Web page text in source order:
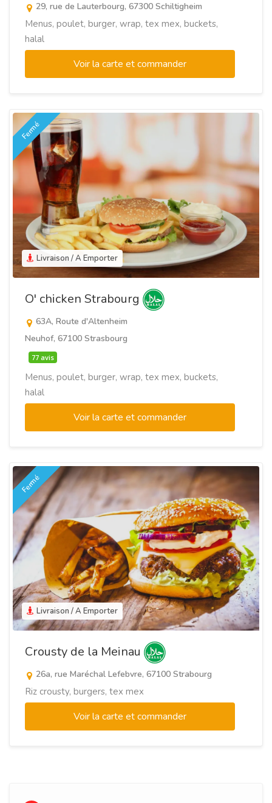
29, rue de Lauterbourg, 67300 Schiltigheim
Menus, poulet, burger, wrap, tex mex, buckets,
halal
Voir la carte et commander
Livraison / A Emporter
Fermé
O' chicken Strabourg
63A, Route d'Altenheim
Neuhof, 67100 Strasbourg
77 avis
Menus, poulet, burger, wrap, tex mex, buckets,
halal
Voir la carte et commander
Livraison / A Emporter
Fermé
Crousty de la Meinau
26a, rue Maréchal Lefebvre, 67100 Strabourg
Riz crousty, burgers, tex mex
Voir la carte et commander